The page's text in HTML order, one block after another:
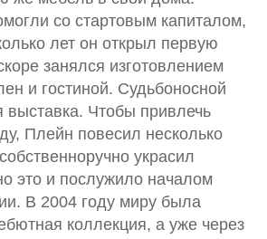
со стартовым капиталом,
лет он открыл первую
занялся изготовлением
и гостиной. Судьбоносной
выставка. Чтобы привлечь
Плейн повесил несколько
украсил
это и послужило началом
В 2004 году миру была
коллекция, а уже через